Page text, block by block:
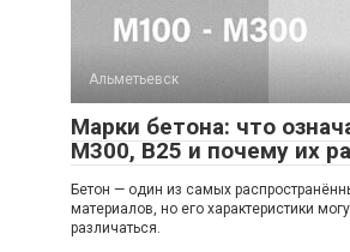
Альметьевск
Марки бетона: что
М300, B25 и почему их
Бетон — один из самых
материалов, но его характеристики
различаться.